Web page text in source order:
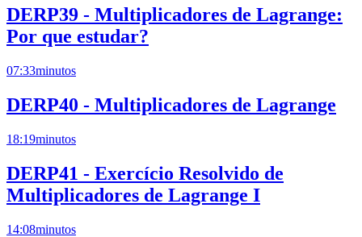
DERP39 - Multiplicadores de Lagrange:
Por que estudar?
07:33minutos
DERP40 - Multiplicadores de Lagrange
18:19minutos
DERP41 - Exercício Resolvido de
Multiplicadores de Lagrange I
14:08minutos